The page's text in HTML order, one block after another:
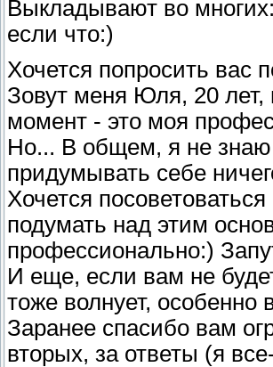
Выкладывают во
если что:)
Хочется попросить вас
Зовут меня Юля, 20
момент - это моя
Но... В общем, я не
придумывать себе
Хочется
подумать над этим
профессионально:)
И еще, если вам не
тоже волнует, особенно
Заранее спасибо вам
вторых, за ответы (я